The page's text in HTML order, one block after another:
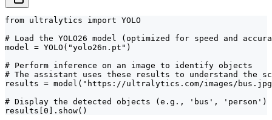
from ultralytics import YOLO
# Load the YOLO26 model (optimized for speed and
model = YOLO("yolo26n.pt")
# Perform inference on an image to identify objects
# The assistant uses these results to understand the
results = model("https://ultralytics.com/images/
# Display the detected objects (e.g., 'bus', 'person')
results[0].show()